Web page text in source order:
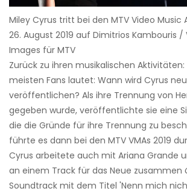
Miley Cyrus tritt bei den MTV Video Music
26. August 2019 auf Dimitrios Kambouris /
Images für MTV
Zurück zu ihren musikalischen Aktivitäten:
meisten Fans lautet: Wann wird Cyrus
veröffentlichen? Als ihre Trennung von
gegeben wurde, veröffentlichte sie eine
die die Gründe für ihre Trennung zu
führte es dann bei den MTV VMAs 2019
Cyrus arbeitete auch mit Ariana Grande
an einem Track für das Neue zusammen
Soundtrack mit dem Titel 'Nenn mich